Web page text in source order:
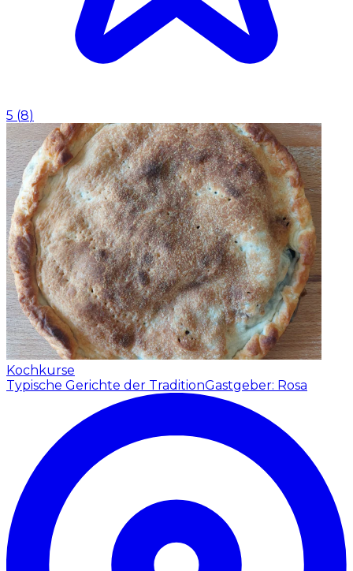
5 (8)
Kochkurse
Typische Gerichte der TraditionGastgeber: Rosa